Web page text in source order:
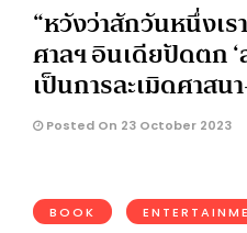
“หวังว่าสักวันหนึ่งเ
ศาลฯ อินเดียปัดตก ‘
เป็นการละเมิดศาส
Posted On 23 October 2023
BOOK